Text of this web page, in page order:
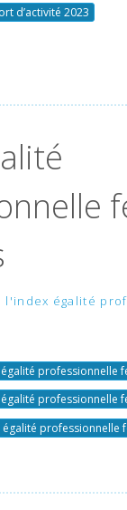
d’activité 2023
l'index égalité
professionnelle
professionnelle
professionnelle